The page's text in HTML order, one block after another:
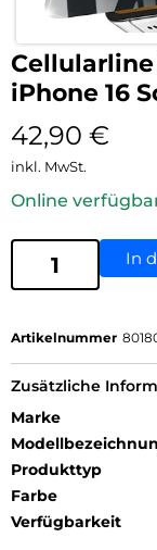
Cellularline
iPhone 16
42,90 €
inkl. MwSt.
Online
In
Artikelnummer
Zusätzliche
Marke
Produkttyp
Farbe
Verfügbarkeit